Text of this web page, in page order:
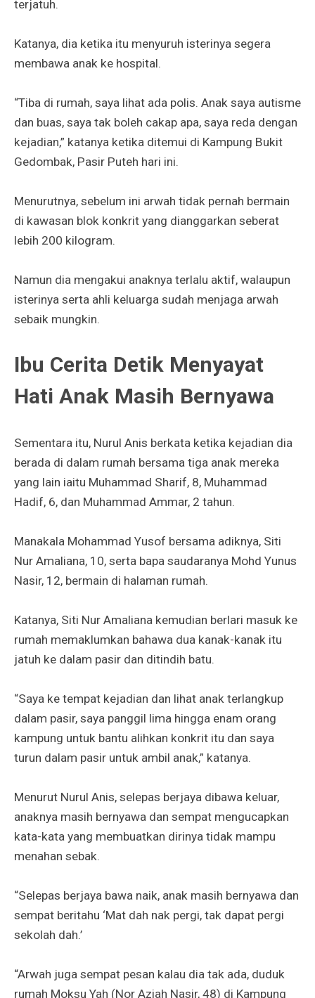
terjatuh.
Katanya, dia ketika itu menyuruh isterinya segera
membawa anak ke hospital.
“Tiba di rumah, saya lihat ada polis. Anak saya autisme
dan buas, saya tak boleh cakap apa, saya reda dengan
kejadian,” katanya ketika ditemui di Kampung Bukit
Gedombak, Pasir Puteh hari ini.
Menurutnya, sebelum ini arwah tidak pernah bermain
di kawasan blok konkrit yang dianggarkan seberat
lebih 200 kilogram.
Namun dia mengakui anaknya terlalu aktif, walaupun
isterinya serta ahli keluarga sudah menjaga arwah
sebaik mungkin.
Ibu Cerita Detik Menyayat
Hati Anak Masih Bernyawa
Sementara itu, Nurul Anis berkata ketika kejadian dia
berada di dalam rumah bersama tiga anak mereka
yang lain iaitu Muhammad Sharif, 8, Muhammad
Hadif, 6, dan Muhammad Ammar, 2 tahun.
Manakala Mohammad Yusof bersama adiknya, Siti
Nur Amaliana, 10, serta bapa saudaranya Mohd Yunus
Nasir, 12, bermain di halaman rumah.
Katanya, Siti Nur Amaliana kemudian berlari masuk ke
rumah memaklumkan bahawa dua kanak-kanak itu
jatuh ke dalam pasir dan ditindih batu.
“Saya ke tempat kejadian dan lihat anak terlangkup
dalam pasir, saya panggil lima hingga enam orang
kampung untuk bantu alihkan konkrit itu dan saya
turun dalam pasir untuk ambil anak,” katanya.
Menurut Nurul Anis, selepas berjaya dibawa keluar,
anaknya masih bernyawa dan sempat mengucapkan
kata-kata yang membuatkan dirinya tidak mampu
menahan sebak.
“Selepas berjaya bawa naik, anak masih bernyawa dan
sempat beritahu ‘Mat dah nak pergi, tak dapat pergi
sekolah dah.’
“Arwah juga sempat pesan kalau dia tak ada, duduk
rumah Moksu Yah (Nor Aziah Nasir, 48) di Kampung